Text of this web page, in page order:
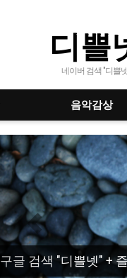
디쁠
네이버 검색 "디쁠
음악감상
구글 검색 "디쁠넷" +
Previous